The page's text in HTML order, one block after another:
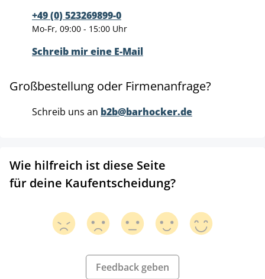
+49 (0) 523269899-0
Mo-Fr, 09:00 - 15:00 Uhr
Schreib mir eine E-Mail
Großbestellung oder Firmenanfrage?
Schreib uns an b2b@barhocker.de
Wie hilfreich ist diese Seite
für deine Kaufentscheidung?
Feedback geben